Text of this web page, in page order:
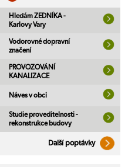
Hledám ZEDNÍKA -
Karlovy Vary
Vodorovné dopravní
značení
PROVOZOVÁNÍ
KANALIZACE
Náves v obci
Studie proveditelnosti -
rekonstrukce budovy
Další poptávky